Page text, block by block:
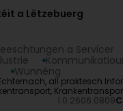
a Lëtzebuerg
a Servicer
Wunnéng
all praktesch
1.0.2606.0809